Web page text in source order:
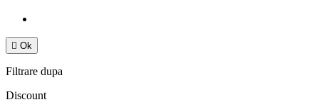
 Ok
Filtrare dupa
Discount